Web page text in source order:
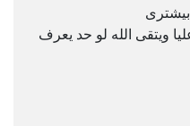
ويتقى الله لو حد يعرف